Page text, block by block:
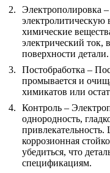
Электрополировка
химические
электрический ток,
поверхности детали.
Постобработка –
промывается и
химикатов или
Контроль –
однородность,
коррозионная
убедиться, что
спецификациям.